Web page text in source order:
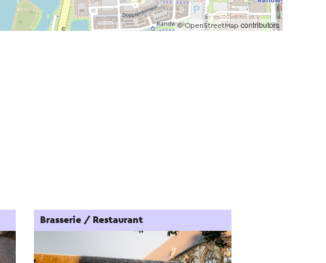
©OpenStreetMapcontributors
Brasserie / Restaurant